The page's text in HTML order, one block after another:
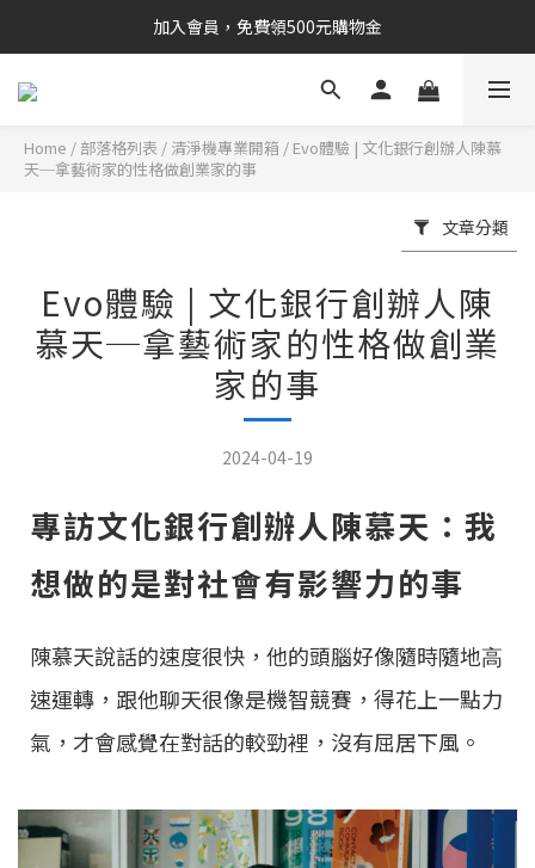
加入會員，免費領500元購物金
Home / 部落格列表 / 清淨機專業開箱 / Evo體驗 | ⽂化銀⾏創辦⼈陳慕
天─拿藝術家的性格做創業家的事
文章分類
Evo體驗 | ⽂化銀⾏創辦⼈陳
慕天─拿藝術家的性格做創業
家的事
2024-04-19
專訪⽂化銀⾏創辦⼈陳慕天：我
想做的是對社會有影響⼒的事
陳慕天說話的速度很快，他的頭腦好像隨時隨地⾼
速運轉，跟他聊天很像是機智競賽，得花上⼀點⼒
氣，才會感覺在對話的較勁裡，沒有屈居下風。